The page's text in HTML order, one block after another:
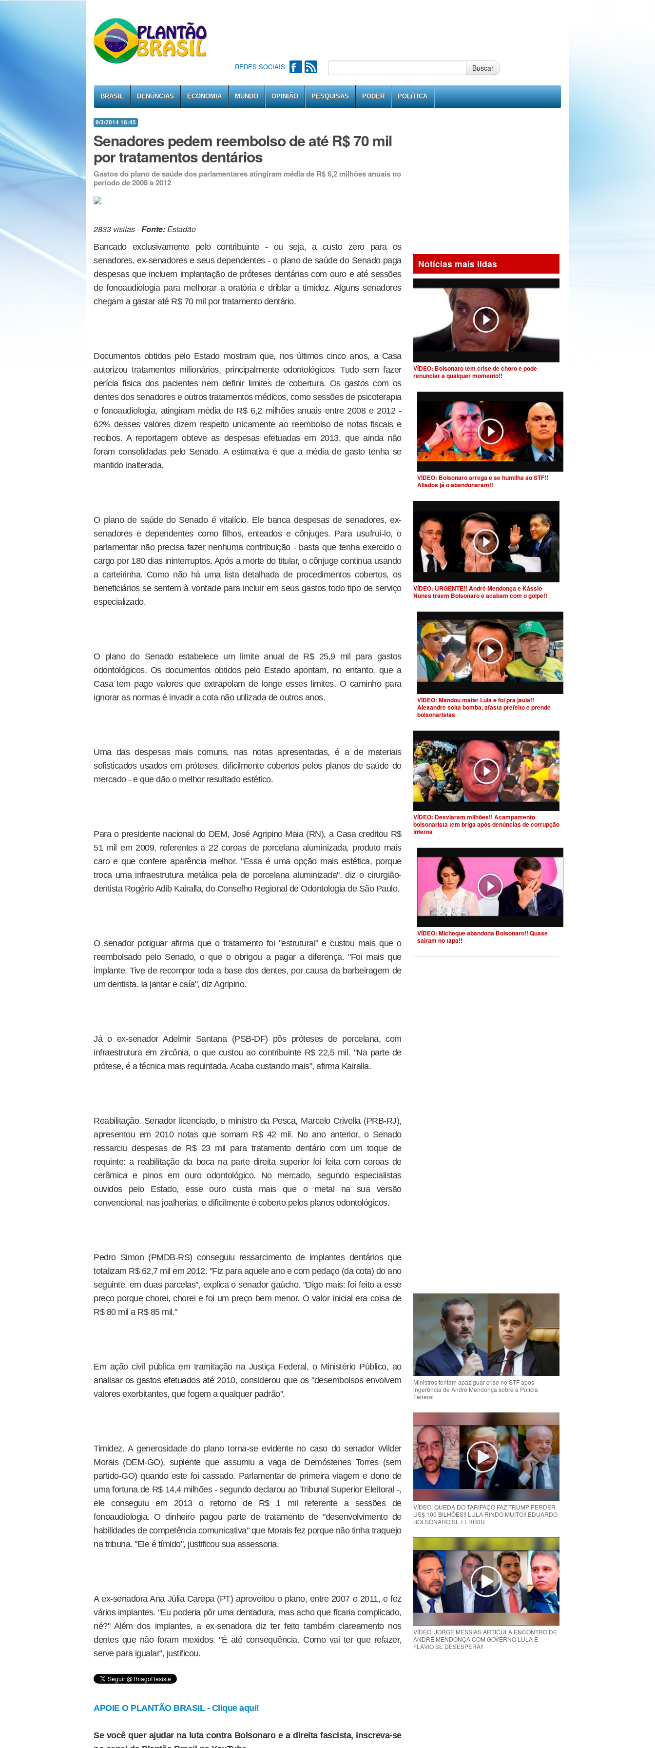
REDES SOCIAIS: Buscar
BRASIL DENÚNCIAS ECONOMIA MUNDO OPINIÃO PESQUISAS PODER POLÍTICA
9/3/2014 18:45
Senadores pedem reembolso de até R$ 70 mil
por tratamentos dentários
Gastos do plano de saúde dos parlamentares atingiram média de R$ 6,2 milhões anuais no
período de 2008 a 2012
2833 visitas -Fonte:Estadão
Bancado exclusivamente pelo contribuinte - ou seja, a custo zero para os
senadores, ex-senadores e seus dependentes - o plano de saúde do Senado paga
despesas que incluem implantação de próteses dentárias com ouro e até sessões
de fonoaudiologia para melhorar a oratória e driblar a timidez. Alguns senadores
chegam a gastar até R$ 70 mil por tratamento dentário.
Documentos obtidos pelo Estado mostram que, nos últimos cinco anos, a Casa
autorizou tratamentos milionários, principalmente odontológicos. Tudo sem fazer
perícia física dos pacientes nem definir limites de cobertura. Os gastos com os
dentes dos senadores e outros tratamentos médicos, como sessões de psicoterapia
e fonoaudiologia, atingiram média de R$ 6,2 milhões anuais entre 2008 e 2012 -
62% desses valores dizem respeito unicamente ao reembolso de notas fiscais e
recibos. A reportagem obteve as despesas efetuadas em 2013, que ainda não
foram consolidadas pelo Senado. A estimativa é que a média de gasto tenha se
mantido inalterada.
O plano de saúde do Senado é vitalício. Ele banca despesas de senadores, ex-
senadores e dependentes como filhos, enteados e cônjuges. Para usufruí-lo, o
parlamentar não precisa fazer nenhuma contribuição - basta que tenha exercido o
cargo por 180 dias ininterruptos. Após a morte do titular, o cônjuge continua usando
a carteirinha. Como não há uma lista detalhada de procedimentos cobertos, os
beneficiários se sentem à vontade para incluir em seus gastos todo tipo de serviço
especializado.
O plano do Senado estabelece um limite anual de R$ 25,9 mil para gastos
odontológicos. Os documentos obtidos pelo Estado apontam, no entanto, que a
Casa tem pago valores que extrapolam de longe esses limites. O caminho para
ignorar as normas é invadir a cota não utilizada de outros anos.
Uma das despesas mais comuns, nas notas apresentadas, é a de materiais
sofisticados usados em próteses, dificilmente cobertos pelos planos de saúde do
mercado - e que dão o melhor resultado estético.
Para o presidente nacional do DEM, José Agripino Maia (RN), a Casa creditou R$
51 mil em 2009, referentes a 22 coroas de porcelana aluminizada, produto mais
caro e que confere aparência melhor. "Essa é uma opção mais estética, porque
troca uma infraestrutura metálica pela de porcelana aluminizada", diz o cirurgião-
dentista Rogério Adib Kairalla, do Conselho Regional de Odontologia de São Paulo.
O senador potiguar afirma que o tratamento foi "estrutural" e custou mais que o
reembolsado pelo Senado, o que o obrigou a pagar a diferença. "Foi mais que
implante. Tive de recompor toda a base dos dentes, por causa da barbeiragem de
um dentista. Ia jantar e caía", diz Agripino.
Já o ex-senador Adelmir Santana (PSB-DF) pôs próteses de porcelana, com
infraestrutura em zircônia, o que custou ao contribuinte R$ 22,5 mil. "Na parte de
prótese, é a técnica mais requintada. Acaba custando mais", afirma Kairalla.
Reabilitação. Senador licenciado, o ministro da Pesca, Marcelo Crivella (PRB-RJ),
apresentou em 2010 notas que somam R$ 42 mil. No ano anterior, o Senado
ressarciu despesas de R$ 23 mil para tratamento dentário com um toque de
requinte: a reabilitação da boca na parte direita superior foi feita com coroas de
cerâmica e pinos em ouro odontológico. No mercado, segundo especialistas
ouvidos pelo Estado, esse ouro custa mais que o metal na sua versão
convencional, nas joalherias, e dificilmente é coberto pelos planos odontológicos.
Pedro Simon (PMDB-RS) conseguiu ressarcimento de implantes dentários que
totalizam R$ 62,7 mil em 2012. "Fiz para aquele ano e com pedaço (da cota) do ano
seguinte, em duas parcelas", explica o senador gaúcho. "Digo mais: foi feito a esse
preço porque chorei, chorei e foi um preço bem menor. O valor inicial era coisa de
R$ 80 mil a R$ 85 mil."
Em ação civil pública em tramitação na Justiça Federal, o Ministério Público, ao
analisar os gastos efetuados até 2010, considerou que os "desembolsos envolvem
valores exorbitantes, que fogem a qualquer padrão".
Timidez. A generosidade do plano torna-se evidente no caso do senador Wilder
Morais (DEM-GO), suplente que assumiu a vaga de Demóstenes Torres (sem
partido-GO) quando este foi cassado. Parlamentar de primeira viagem e dono de
uma fortuna de R$ 14,4 milhões - segundo declarou ao Tribunal Superior Eleitoral -,
ele conseguiu em 2013 o retorno de R$ 1 mil referente a sessões de
fonoaudiologia. O dinheiro pagou parte de tratamento de "desenvolvimento de
habilidades de competência comunicativa" que Morais fez porque não tinha traquejo
na tribuna. "Ele é tímido", justificou sua assessoria.
A ex-senadora Ana Júlia Carepa (PT) aproveitou o plano, entre 2007 e 2011, e fez
vários implantes. "Eu poderia pôr uma dentadura, mas acho que ficaria complicado,
né?" Além dos implantes, a ex-senadora diz ter feito também clareamento nos
dentes que não foram mexidos. "É até consequência. Como vai ter que refazer,
serve para igualar", justificou.
APOIE O PLANTÃO BRASIL - Clique aqui!
Se você quer ajudar na luta contra Bolsonaro e a direita fascista, inscreva-se
Notícias mais lidas
VÍDEO: Bolsonaro tem crise de choro e pode
renunciar a qualquer momento!!
VÍDEO: Bolsonaro arrega e se humilha ao STF!!
Aliados já o abandonaram!!
VÍDEO: URGENTE!! André Mendonça e Kássio
Nunes traem Bolsonaro e acabam com o golpe!!
VÍDEO: Mandou matar Lula e foi pra jaula!!
Alexandre solta bomba, afasta prefeito e prende
bolsonaristas
VÍDEO: Desviaram milhões!! Acampamento
bolsonarista tem briga após denúncias de corrupção
interna
VÍDEO: Micheque abandona Bolsonaro!! Quase
saíram no tapa!!
Ministros tentam apaziguar crise no STF apos
ingerência de André Mendonça sobre a Polícia
Federal
VÍDEO: QUEDA DO TARIFAÇO FAZ TRUMP PERDER
US$ 100 BILHÕES!! LULA RINDO MUITO!! EDUARDO
BOLSONARO SE FERR0U
VÍDEO: JORGE MESSIAS ARTICULA ENCONTRO DE
ANDRÉ MENDONÇA COM GOVERNO LULA E
FLÁVIO SE DESESPERA!!